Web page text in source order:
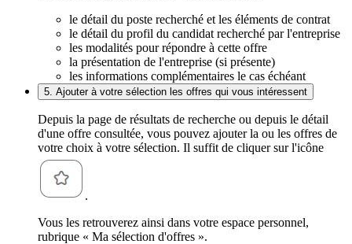
le détail du poste recherché et les éléments de contrat
le détail du profil du candidat recherché par l'entreprise
les modalités pour répondre à cette offre
la présentation de l'entreprise (si présente)
les informations complémentaires le cas échéant
5. Ajouter à votre sélection les offres qui vous intéressent
Depuis la page de résultats de recherche ou depuis le détail
d'une offre consultée, vous pouvez ajouter la ou les offres de
votre choix à votre sélection. Il suffit de cliquer sur l'icône
.
Vous les retrouverez ainsi dans votre espace personnel,
rubrique « Ma sélection d'offres ».